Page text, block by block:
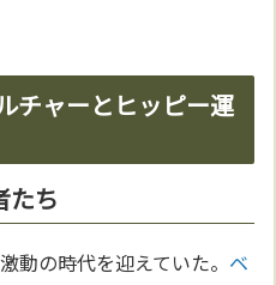
チャーとヒッピー運
たち
動の時代を迎えていた。 ベ